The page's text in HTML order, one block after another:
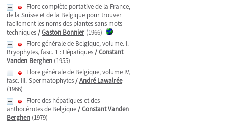
Flore complète portative de la France,
de la Suisse et de la Belgique pour trouver
facilement les noms des plantes sans mots
techniques/Gaston Bonnier (1966)
Flore générale de Belgique, volume. I.
Bryophytes, fasc. 1 : Hépatiques/Constant
Vanden Berghen (1955)
Flore générale de Belgique, volume IV,
fasc. III. Spermatophytes/André Lawalrée
(1966)
Flore des hépatiques et des
anthocérotes de Belgique/Constant Vanden
Berghen (1979)